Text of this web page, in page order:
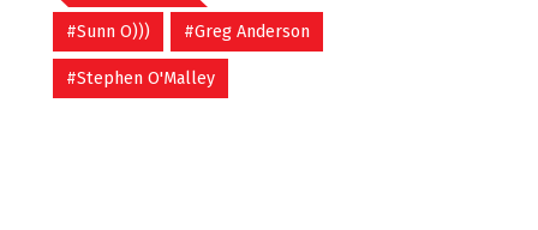
#Sunn O))) #Greg Anderson
#Stephen O'Malley